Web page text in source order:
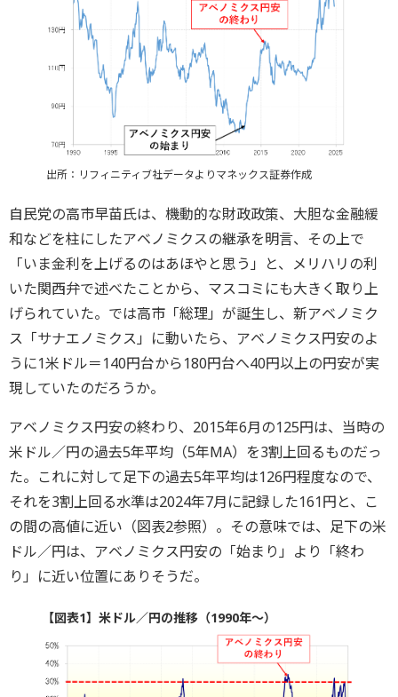
出所：リフィニティブ社データよりマネックス証券作成
自民党の高市早苗氏は、機動的な財政政策、大胆な金融緩
和などを柱にしたアベノミクスの継承を明言、その上で
「いま金利を上げるのはあほやと思う」と、メリハリの利
いた関西弁で述べたことから、マスコミにも大きく取り上
げられていた。では高市「総理」が誕生し、新アベノミク
ス「サナエノミクス」に動いたら、アベノミクス円安のよ
うに1米ドル＝140円台から180円台へ40円以上の円安が実
現していたのだろうか。
アベノミクス円安の終わり、2015年6月の125円は、当時の
米ドル／円の過去5年平均（5年MA）を3割上回るものだっ
た。これに対して足下の過去5年平均は126円程度なので、
それを3割上回る水準は2024年7月に記録した161円と、こ
の間の高値に近い（図表2参照）。その意味では、足下の米
ドル／円は、アベノミクス円安の「始まり」より「終わ
り」に近い位置にありそうだ。
【図表1】米ドル／円の推移（1990年～）